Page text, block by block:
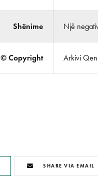
Shënime Një
© Copyright Arkivi
SHARE VIA EMAIL